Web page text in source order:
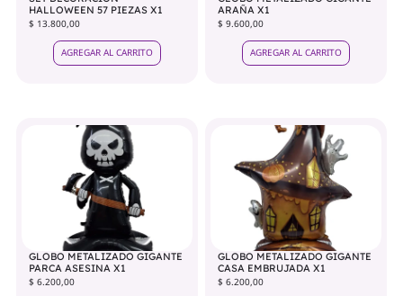
HALLOWEEN 57 PIEZAS X1
$ 13.800,00
AGREGAR AL CARRITO
ARAÑA X1
$ 9.600,00
AGREGAR AL CARRITO
GLOBO METALIZADO GIGANTE
PARCA ASESINA X1
$ 6.200,00
GLOBO METALIZADO GIGANTE
CASA EMBRUJADA X1
$ 6.200,00